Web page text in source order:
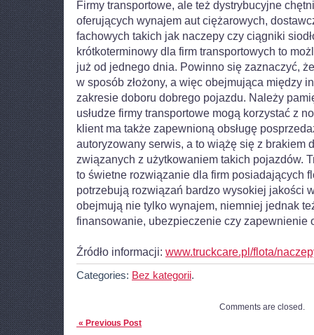
Firmy transportowe, ale też dystrybucyjne
oferujących wynajem aut ciężarowych,
fachowych takich jak naczepy czy ciągniki
krótkoterminowy dla firm transportowych to
już od jednego dnia. Powinno się zaznaczyć,
w sposób złożony, a więc obejmująca między
zakresie doboru dobrego pojazdu. Należy
usłudze firmy transportowe mogą korzystać z
klient ma także zapewnioną obsługę
autoryzowany serwis, a to wiążę się z brakiem
związanych z użytkowaniem takich pojazdów.
to świetne rozwiązanie dla firm posiadających
potrzebują rozwiązań bardzo wysokiej jakości
obejmują nie tylko wynajem, niemniej jednak
finansowanie, ubezpieczenie czy zapewnienie
Źródło informacji: www.truckcare.pl/flota/
Categories: Bez kategorii.
Comments are closed.
« Previous Post